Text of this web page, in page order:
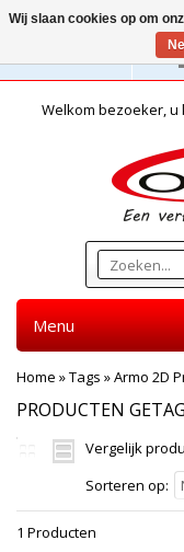
Nederlands
Welkom bezoeker, u
Menu
Home »Tags »Armo 2D
PRODUCTEN
Vergelijk
Sorteren op:
1 Producten
Wij slaan cookies op om